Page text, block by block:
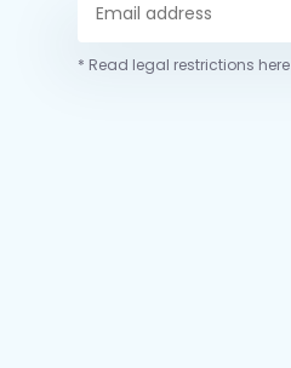
* Read legal restrictions here